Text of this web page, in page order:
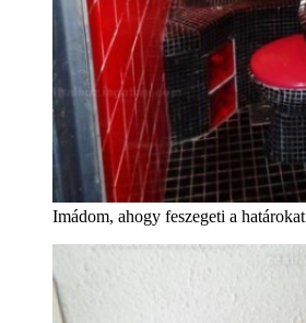
Imádom, ahogy feszegeti a határokat